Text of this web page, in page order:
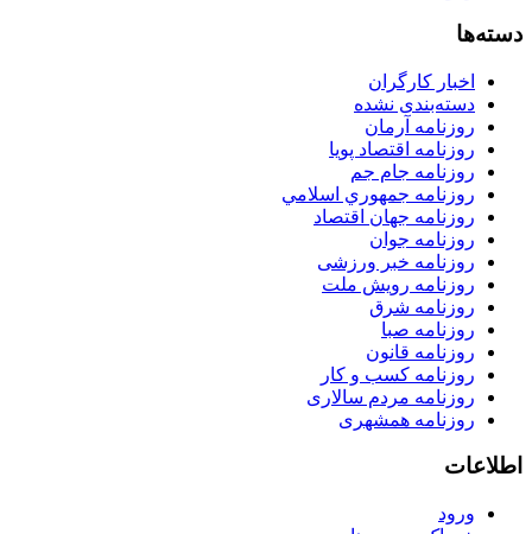
دسته‌ها
اخبار کارگران
دسته‌بندی نشده
روزنامه آرمان
روزنامه اقتصاد پویا
روزنامه جام جم
روزنامه جمهوري اسلامي
روزنامه جهان اقتصاد
روزنامه جوان
روزنامه خبر ورزشى
روزنامه رویش ملت
روزنامه شرق
روزنامه صبا
روزنامه قانون
روزنامه كسب و كار
روزنامه مردم سالاری
روزنامه همشهری
اطلاعات
ورود